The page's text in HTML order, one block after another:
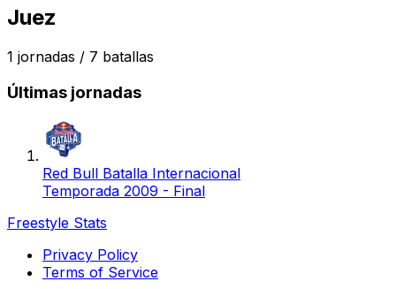
Juez
1 jornadas / 7 batallas
Últimas jornadas
Red Bull Batalla Internacional
Temporada 2009 - Final
Freestyle Stats
Privacy Policy
Terms of Service